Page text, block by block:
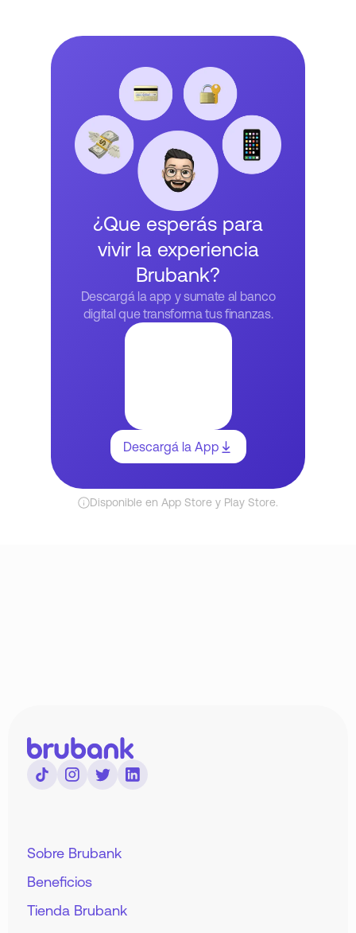
¿Que esperás para
vivir la experiencia
Brubank?
Descargá la app y sumate al banco
digital que transforma tus finanzas.
Descargá la App
Disponible en App Store y Play Store.
Sobre Brubank
Beneficios
Tienda Brubank